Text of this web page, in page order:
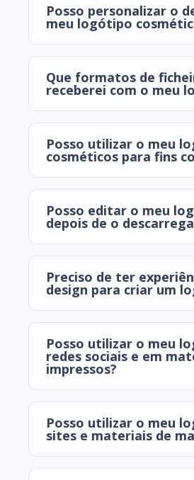
Posso personalizar o
meu logótipo
Que formatos de
receberei com o meu
Posso utilizar o meu
cosméticos para fins
Posso editar o meu
depois de o
Preciso de ter
design para criar um
Posso utilizar o meu
redes sociais e em
impressos?
Posso utilizar o meu
sites e materiais de